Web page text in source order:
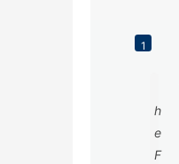
1
h
e
F